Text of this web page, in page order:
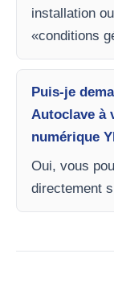
installation
«conditions
Puis-je
Autoclave à
numérique
Oui, vous
directement